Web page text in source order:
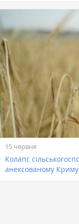
15 червня
Колапс
анексованому Криму